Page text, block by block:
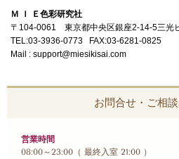
Ｍ Ｉ Ｅ色彩研究社
〒104-0061 東京都中央区銀座2-14-5三光
TEL:03-3936-0773 FAX:03-6281-0825
Mail : support@miesikisai.com
お問合せ・ご相
営業時間
08:00～23:00（ 最終入室 21:00 ）